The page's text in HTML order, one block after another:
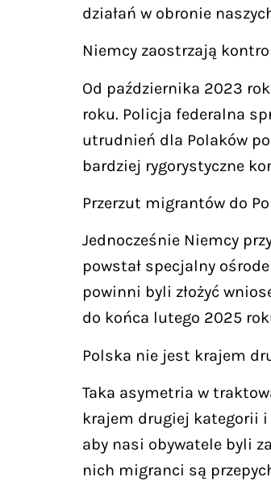
działań w obronie
Niemcy zaostrzają
Od października 2023
roku. Policja federalna
utrudnień dla Polaków
bardziej rygorystyczne
Przerzut migrantów do
Jednocześnie Niemcy
powstał specjalny
powinni byli złożyć
do końca lutego 2025
Polska nie jest krajem
Taka asymetria w
krajem drugiej kategorii
aby nasi obywatele byli
nich migranci są